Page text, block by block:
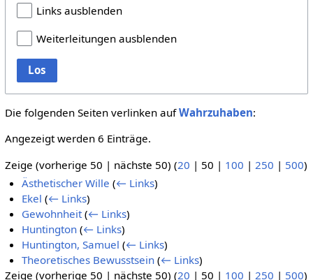
Links ausblenden
Weiterleitungen ausblenden
Los
Die folgenden Seiten verlinken aufWahrzuhaben:
Angezeigt werden 6 Einträge.
Zeige (vorherige 50 | nächste 50) (20 | 50 | 100 | 250 | 500)
Ästhetischer Wille (← Links)
Ekel (← Links)
Gewohnheit (← Links)
Huntington (← Links)
Huntington, Samuel (← Links)
Theoretisches Bewusstsein (← Links)
Zeige (vorherige 50 | nächste 50) (20 | 50 | 100 | 250 | 500)